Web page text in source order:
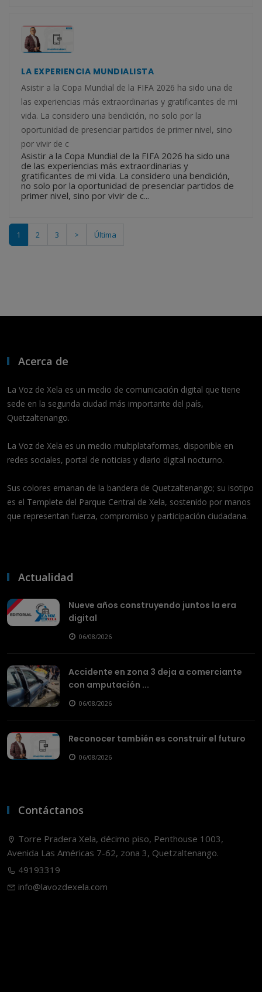
LA EXPERIENCIA MUNDIALISTA
Asistir a la Copa Mundial de la FIFA 2026 ha sido una de
las experiencias más extraordinarias y gratificantes de mi
vida. La considero una bendición, no solo por la
oportunidad de presenciar partidos de primer nivel, sino
por vivir de c
Asistir a la Copa Mundial de la FIFA 2026 ha sido una
de las experiencias más extraordinarias y
gratificantes de mi vida. La considero una bendición,
no solo por la oportunidad de presenciar partidos de
primer nivel, sino por vivir de c...
1 2 3 > Última
Acerca de
La Voz de Xela es un medio de comunicación digital que tiene
sede en la segunda ciudad más importante del país,
Quetzaltenango.
La Voz de Xela es un medio multiplataformas, disponible en
redes sociales, portal de noticias y diario digital nocturno.
Sus colores emanan de la bandera de Quetzaltenango; su isotipo
es el Templete del Parque Central de Xela, sostenido por manos
que representan fuerza, compromiso y participación ciudadana.
Actualidad
Nueve años construyendo juntos la era
digital
06/08/2026
Accidente en zona 3 deja a comerciante
con amputación ...
06/08/2026
Reconocer también es construir el futuro
06/08/2026
Contáctanos
Torre Pradera Xela, décimo piso, Penthouse 1003,
Avenida Las Américas 7-62, zona 3, Quetzaltenango.
49193319
info@lavozdexela.com